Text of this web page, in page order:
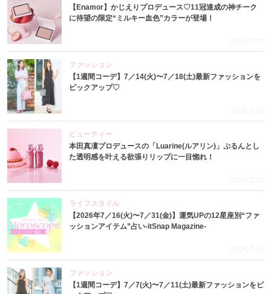
【Enamor】かじえりプロデュース♡11冠達成の神チーク
に待望の限定“ミルキー血色”カラーが登場！
2026.7.27
ファッション
【1週間コーデ】7／14(火)〜7／18(土)最新ファッションを
ピックアップ♡
2026.7.23
ビューティー
本田真凜プロデュースの「Luarine(ルアリン)」ぷるんとし
た透明感を叶える欲張りリップに一目惚れ！
2026.7.22
ライフスタイル
【2026年7／16(火)〜7／31(金)】運気UPの12星座別“ファ
ッションアイテム”占い-itSnap Magazine-
2026.7.16
ファッション
【1週間コーデ】7／7(火)〜7／11(土)最新ファッションをピ